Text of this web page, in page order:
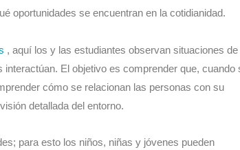
oportunidades se encuentran en la cotidianidad.
, aquí los y las estudiantes observan situaciones de
El objetivo es comprender que, cuando
cómo se relacionan las personas con su
detallada del entorno.
para esto los niños, niñas y jóvenes pueden